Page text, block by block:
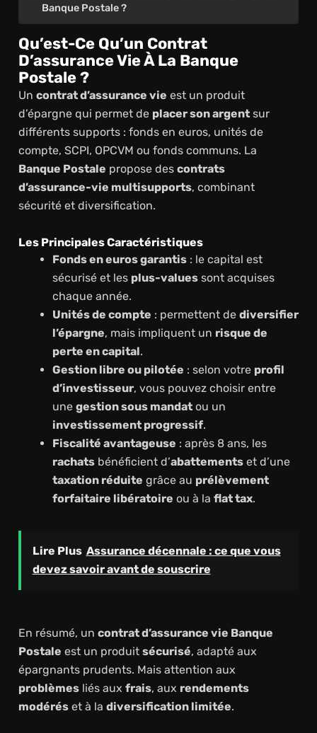
Banque Postale ?
Qu’est-Ce Qu’un Contrat
D’assurance Vie À La Banque
Postale ?
Un contrat d’assurance vie est un produit
d’épargne qui permet de placer son argentsur
différents supports : fonds en euros, unités de
compte, SCPI, OPCVM ou fonds communs. La
Banque Postale propose des contrats
d’assurance-vie multisupports, combinant
sécurité et diversification.
Les Principales Caractéristiques
Fonds en euros garantis: le capital est
sécurisé et les plus-valuessont acquises
chaque année.
Unités de compte : permettent de diversifier
l’épargne, mais impliquent un risque de
perte en capital.
Gestion libre ou pilotée : selon votre profil
d’investisseur, vous pouvez choisir entre
une gestion sous mandatou un
investissement progressif.
Fiscalité avantageuse : après 8 ans, les
rachatsbénéficient d’abattementset d’une
taxation réduite grâce au prélèvement
forfaitaire libératoire ou à la flat tax.
Lire Plus Assurance décennale : ce que vous
devez savoir avant de souscrire
En résumé, un contrat d’assurance vie Banque
Postale est un produit sécurisé, adapté aux
épargnants prudents. Mais attention aux
problèmesliés aux frais, aux rendements
modéréset à la diversification limitée.